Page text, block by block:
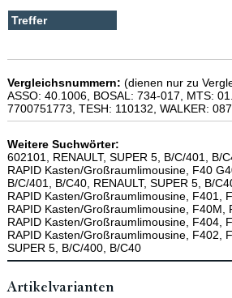
Vergleichsnummern: (dienen nur zu
ASSO: 40.1006, BOSAL: 734-017, MTS:
7700751773, TESH: 110132, WALKER:
Weitere Suchwörter:
602101, RENAULT, SUPER 5, B/C/401, B/
RAPID Kasten/Großraumlimousine, F40
B/C/401, B/C40, RENAULT, SUPER 5, B/
RAPID Kasten/Großraumlimousine, F401,
RAPID Kasten/Großraumlimousine, F40M,
RAPID Kasten/Großraumlimousine, F404,
RAPID Kasten/Großraumlimousine, F402,
SUPER 5, B/C/400, B/C40
Artikelvarianten